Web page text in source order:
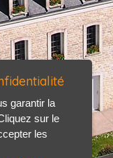
garantir la
sur le
les